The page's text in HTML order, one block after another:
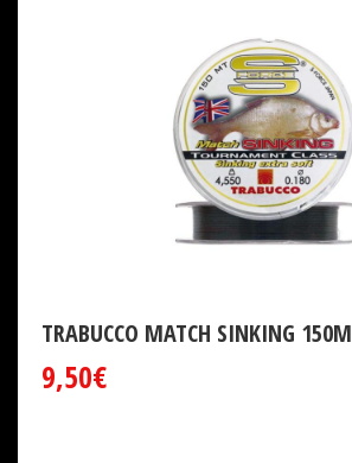
TRABUCCO MATCH SINKING 150M
9,50€